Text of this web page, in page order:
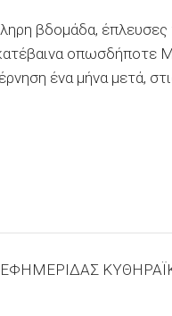
βδομάδα,
οπωσδήποτε
ένα μήνα μετά,